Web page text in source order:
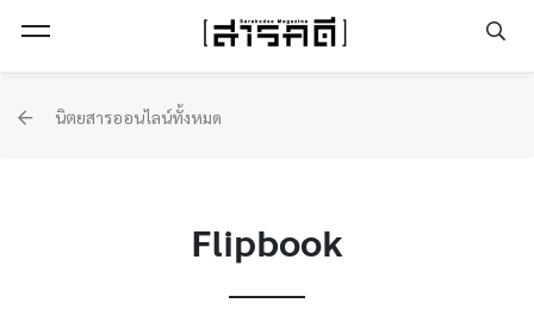
นิตยสารออนไลน์ทั้งหมด
Flipbook